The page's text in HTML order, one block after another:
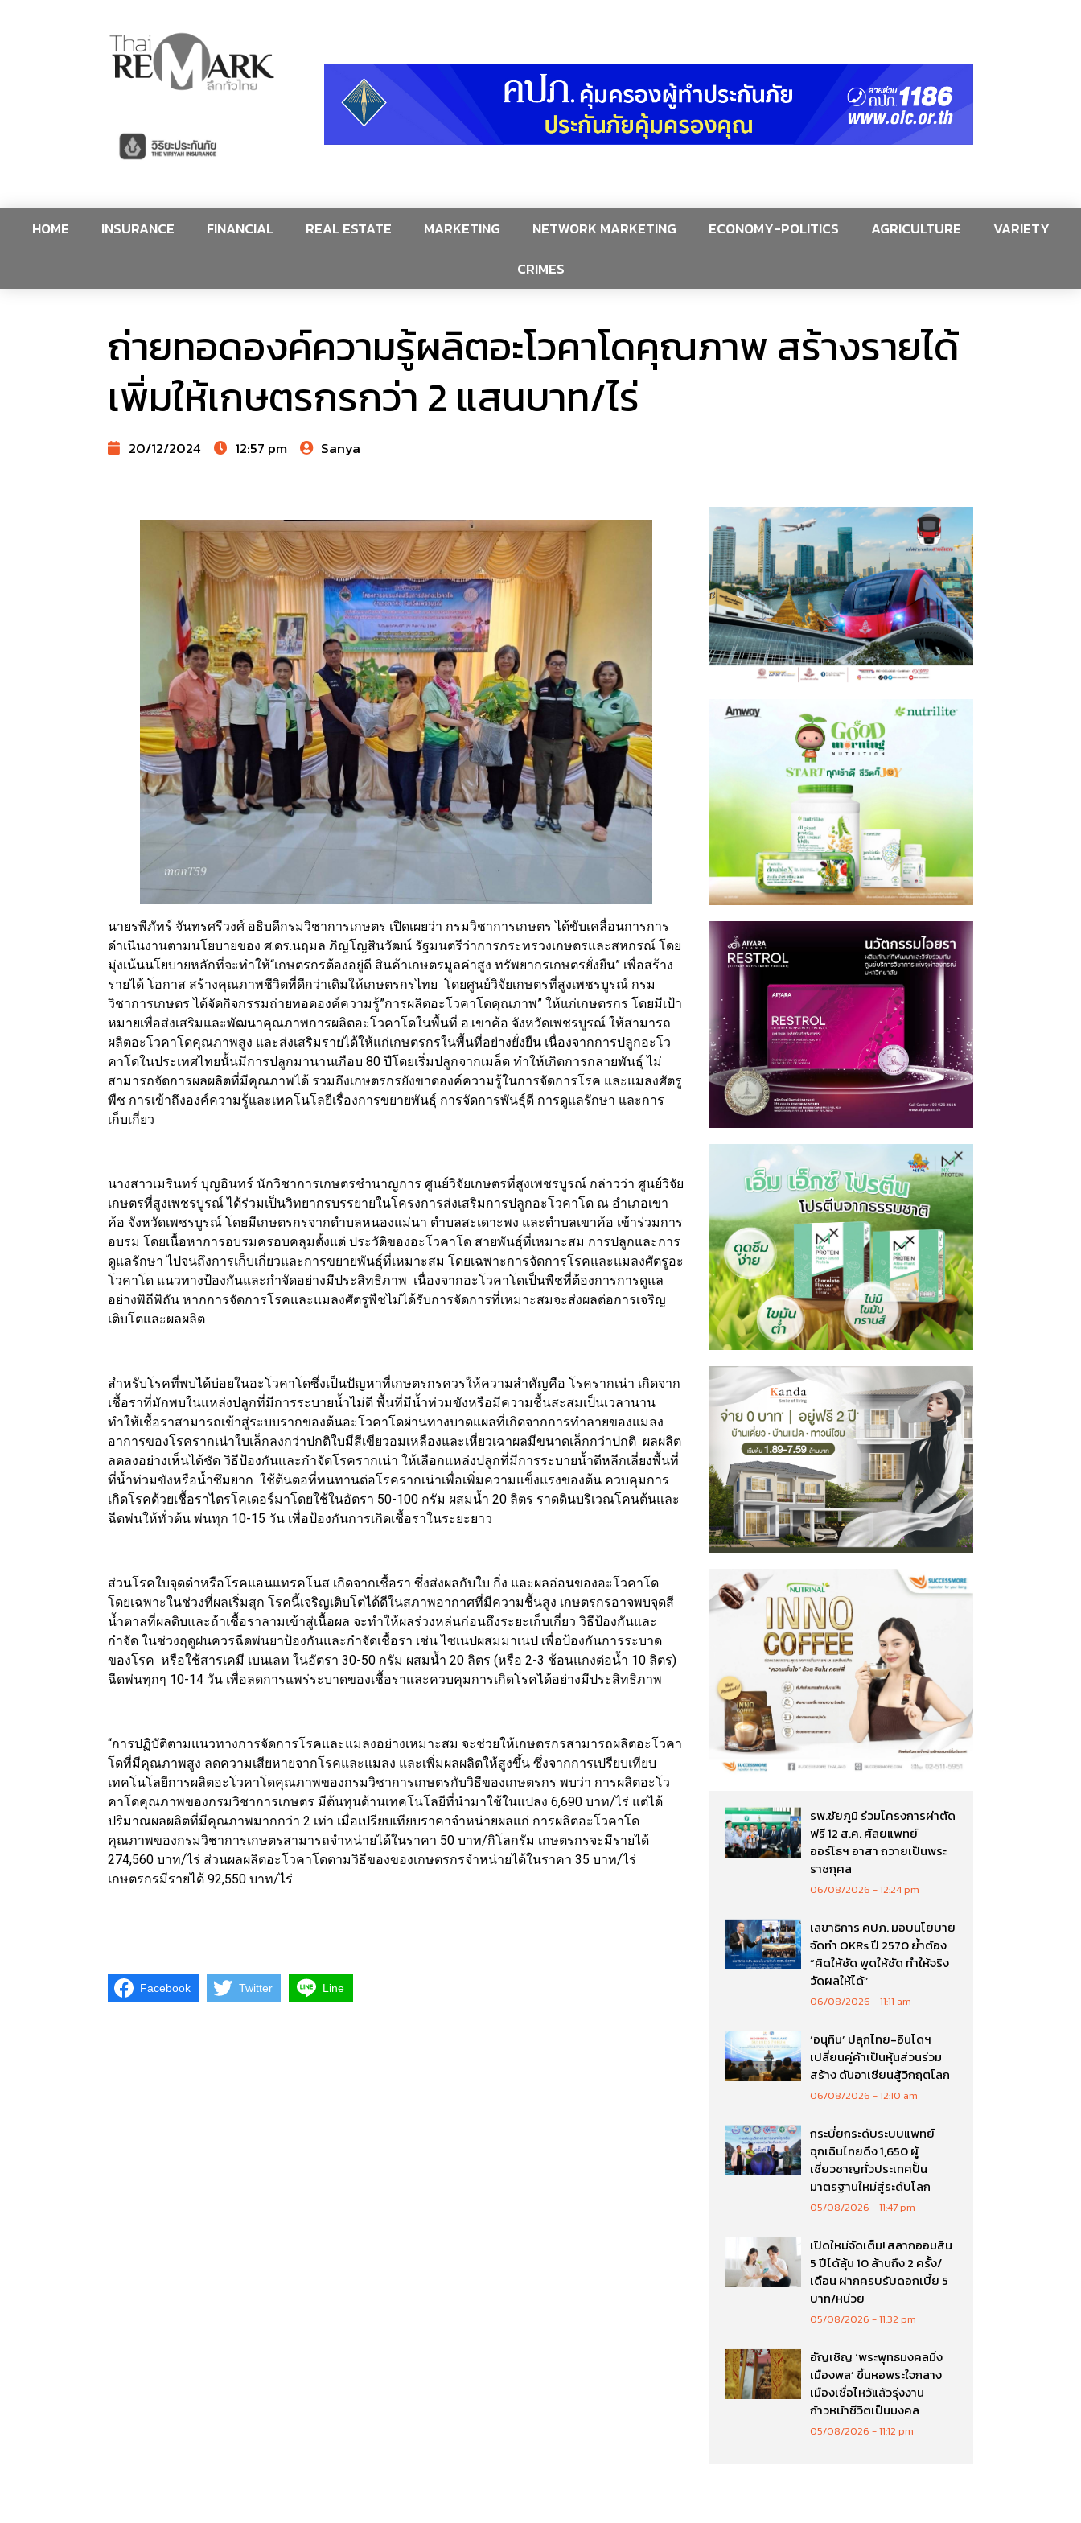
HOME INSURANCE FINANCIAL REAL ESTATE MARKETING NETWORK MARKETING ECONOMY-POLITICS AGRICULTURE
VARIETY
CRIMES
ถ่ายทอดองค์ความรู้ผลิตอะโวคาโดคุณภาพ สร้างรายได้
เพิ่มให้เกษตรกรกว่า 2 แสนบาท/ไร่
20/12/2024 12:57 pm Sanya
นายรพีภัทร์ จันทรศรีวงศ์ อธิบดีกรมวิชาการเกษตร เปิดเผยว่า กรมวิชาการเกษตร ได้ขับเคลื่อนการการ
ดำเนินงานตามนโยบายของ ศ.ดร.นฤมล ภิญโญสินวัฒน์ รัฐมนตรีว่าการกระทรวงเกษตรและสหกรณ์ โดย
มุ่งเน้นนโยบายหลักที่จะทำให้“เกษตรกรต้องอยู่ดี สินค้าเกษตรมูลค่าสูง ทรัพยากรเกษตรยั่งยืน” เพื่อสร้าง
รายได้ โอกาส สร้างคุณภาพชีวิตที่ดีกว่าเดิมให้เกษตรกรไทย โดยศูนย์วิจัยเกษตรที่สูงเพชรบูรณ์ กรม
วิชาการเกษตร ได้จัดกิจกรรมถ่ายทอดองค์ความรู้”การผลิตอะโวคาโดคุณภาพ” ให้แก่เกษตรกร โดยมีเป้า
หมายเพื่อส่งเสริมและพัฒนาคุณภาพการผลิตอะโวคาโดในพื้นที่ อ.เขาค้อ จังหวัดเพชรบูรณ์ ให้สามารถ
ผลิตอะโวคาโดคุณภาพสูง และส่งเสริมรายได้ให้แก่เกษตรกรในพื้นที่อย่างยั่งยืน เนื่องจากการปลูกอะโว
คาโดในประเทศไทยนั้นมีการปลูกมานานเกือบ 80 ปีโดยเริ่มปลูกจากเมล็ด ทำให้เกิดการกลายพันธุ์ ไม่
สามารถจัดการผลผลิตที่มีคุณภาพได้ รวมถึงเกษตรกรยังขาดองค์ความรู้ในการจัดการโรค และแมลงศัตรู
พืช การเข้าถึงองค์ความรู้และเทคโนโลยีเรื่องการขยายพันธุ์ การจัดการพันธุ์ดี การดูแลรักษา และการ
เก็บเกี่ยว
นางสาวเมรินทร์ บุญอินทร์ นักวิชาการเกษตรชำนาญการ ศูนย์วิจัยเกษตรที่สูงเพชรบูรณ์ กล่าวว่า ศูนย์วิจัย
เกษตรที่สูงเพชรบูรณ์ ได้ร่วมเป็นวิทยากรบรรยายในโครงการส่งเสริมการปลูกอะโวคาโด ณ อำเภอเขา
ค้อ จังหวัดเพชรบูรณ์ โดยมีเกษตรกรจากตำบลหนองแม่นา ตำบลสะเดาะพง และตำบลเขาค้อ เข้าร่วมการ
อบรม โดยเนื้อหาการอบรมครอบคลุมตั้งแต่ ประวัติของอะโวคาโด สายพันธุ์ที่เหมาะสม การปลูกและการ
ดูแลรักษา ไปจนถึงการเก็บเกี่ยวและการขยายพันธุ์ที่เหมาะสม โดยเฉพาะการจัดการโรคและแมลงศัตรูอะ
โวคาโด แนวทางป้องกันและกำจัดอย่างมีประสิทธิภาพ เนื่องจากอะโวคาโดเป็นพืชที่ต้องการการดูแล
อย่างพิถีพิถัน หากการจัดการโรคและแมลงศัตรูพืชไม่ได้รับการจัดการที่เหมาะสมจะส่งผลต่อการเจริญ
เติบโตและผลผลิต
สำหรับโรคที่พบได้บ่อยในอะโวคาโดซึ่งเป็นปัญหาที่เกษตรกรควรให้ความสำคัญคือ โรครากเน่า เกิดจาก
เชื้อราที่มักพบในแหล่งปลูกที่มีการระบายน้ำไม่ดี พื้นที่มีน้ำท่วมขังหรือมีความชื้นสะสมเป็นเวลานาน
ทำให้เชื้อราสามารถเข้าสู่ระบบรากของต้นอะโวคาโดผ่านทางบาดแผลที่เกิดจากการทำลายของแมลง
อาการของโรครากเน่าใบเล็กลงกว่าปกติใบมีสีเขียวอมเหลืองและเหี่ยวเฉาผลมีขนาดเล็กกว่าปกติ ผลผลิต
ลดลงอย่างเห็นได้ชัด วิธีป้องกันและกำจัดโรครากเน่า ให้เลือกแหล่งปลูกที่มีการระบายน้ำดีหลีกเลี่ยงพื้นที่
ที่น้ำท่วมขังหรือน้ำซึมยาก ใช้ต้นตอที่ทนทานต่อโรครากเน่าเพื่อเพิ่มความแข็งแรงของต้น ควบคุมการ
เกิดโรคด้วยเชื้อราไตรโคเดอร์มาโดยใช้ในอัตรา 50-100 กรัม ผสมน้ำ 20 ลิตร ราดดินบริเวณโคนต้นและ
ฉีดพ่นให้ทั่วต้น พ่นทุก 10-15 วัน เพื่อป้องกันการเกิดเชื้อราในระยะยาว
ส่วนโรคใบจุดดำหรือโรคแอนแทรคโนส เกิดจากเชื้อรา ซึ่งส่งผลกับใบ กิ่ง และผลอ่อนของอะโวคาโด
โดยเฉพาะในช่วงที่ผลเริ่มสุก โรคนี้เจริญเติบโตได้ดีในสภาพอากาศที่มีความชื้นสูง เกษตรกรอาจพบจุดสี
น้ำตาลที่ผลดิบและถ้าเชื้อราลามเข้าสู่เนื้อผล จะทำให้ผลร่วงหล่นก่อนถึงระยะเก็บเกี่ยว วิธีป้องกันและ
กำจัด ในช่วงฤดูฝนควรฉีดพ่นยาป้องกันและกำจัดเชื้อรา เช่น ไซเนปผสมมาเนป เพื่อป้องกันการระบาด
ของโรค หรือใช้สารเคมี เบนเลท ในอัตรา 30-50 กรัม ผสมน้ำ 20 ลิตร (หรือ 2-3 ช้อนแกงต่อน้ำ 10 ลิตร)
ฉีดพ่นทุกๆ 10-14 วัน เพื่อลดการแพร่ระบาดของเชื้อราและควบคุมการเกิดโรคได้อย่างมีประสิทธิภาพ
“การปฏิบัติตามแนวทางการจัดการโรคและแมลงอย่างเหมาะสม จะช่วยให้เกษตรกรสามารถผลิตอะโวคา
โดที่มีคุณภาพสูง ลดความเสียหายจากโรคและแมลง และเพิ่มผลผลิตให้สูงขึ้น ซึ่งจากการเปรียบเทียบ
เทคโนโลยีการผลิตอะโวคาโดคุณภาพของกรมวิชาการเกษตรกับวิธีของเกษตรกร พบว่า การผลิตอะโว
คาโดคุณภาพของกรมวิชาการเกษตร มีต้นทุนด้านเทคโนโลยีที่นำมาใช้ในแปลง 6,690 บาท/ไร่ แต่ได้
ปริมาณผลผลิตที่มีคุณภาพมากกว่า 2 เท่า เมื่อเปรียบเทียบราคาจำหน่ายผลแก่ การผลิตอะโวคาโด
คุณภาพของกรมวิชาการเกษตรสามารถจำหน่ายได้ในราคา 50 บาท/กิโลกรัม เกษตรกรจะมีรายได้
274,560 บาท/ไร่ ส่วนผลผลิตอะโวคาโดตามวิธีของของเกษตรกรจำหน่ายได้ในราคา 35 บาท/ไร่
เกษตรกรมีรายได้ 92,550 บาท/ไร่
Facebook Twitter Line
รพ.ชัยภูมิ ร่วมโครงการผ่าตัด
ฟรี 12 ส.ค. ศัลยแพทย์
ออร์โธฯ อาสา ถวายเป็นพระ
ราชกุศล
06/08/2026 12:24 pm
เลขาธิการ คปภ. มอบนโยบาย
จัดทำ OKRs ปี 2570 ย้ำต้อง
“คิดให้ชัด พูดให้ชัด ทำให้จริง
วัดผลให้ได้”
06/08/2026 11:11 am
‘อนุทิน’ ปลุกไทย-อินโดฯ
เปลี่ยนคู่ค้าเป็นหุ้นส่วนร่วม
สร้าง ดันอาเซียนสู้วิกฤตโลก
06/08/2026 12:10 am
กระบี่ยกระดับระบบแพทย์
ฉุกเฉินไทยดึง 1,650 ผู้
เชี่ยวชาญทั่วประเทศปั้น
มาตรฐานใหม่สู่ระดับโลก
05/08/2026 11:47 pm
เปิดใหม่จัดเต็ม! สลากออมสิน
5 ปีได้ลุ้น 10 ล้านถึง 2 ครั้ง/
เดือน ฝากครบรับดอกเบี้ย 5
บาท/หน่วย
05/08/2026 11:32 pm
อัญเชิญ ‘พระพุทธมงคลมิ่ง
เมืองพล’ ขึ้นหอพระใจกลาง
เมืองเชื่อไหว้แล้วรุ่งงาน
ก้าวหน้าชีวิตเป็นมงคล
05/08/2026 11:12 pm